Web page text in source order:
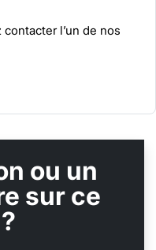
l’un de nos
ou un
sur ce